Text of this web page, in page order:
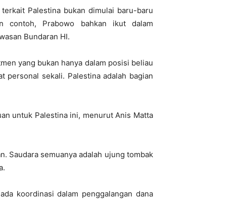
Palestina bukan dimulai baru-baru
contoh, Prabowo bahkan ikut dalam
Bundaran HI.
yang bukan hanya dalam posisi beliau
personal sekali. Palestina adalah bagian
untuk Palestina ini, menurut Anis Matta
Saudara semuanya adalah ujung tombak
koordinasi dalam penggalangan dana